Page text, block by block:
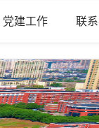
党建工作 联系